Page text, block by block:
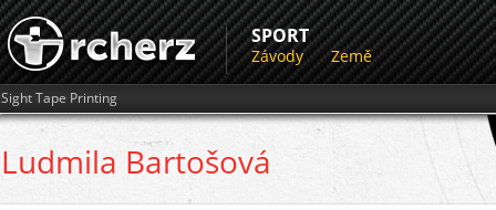
SPORT
Závody Země
Sight Tape Printing
Ludmila Bartošová